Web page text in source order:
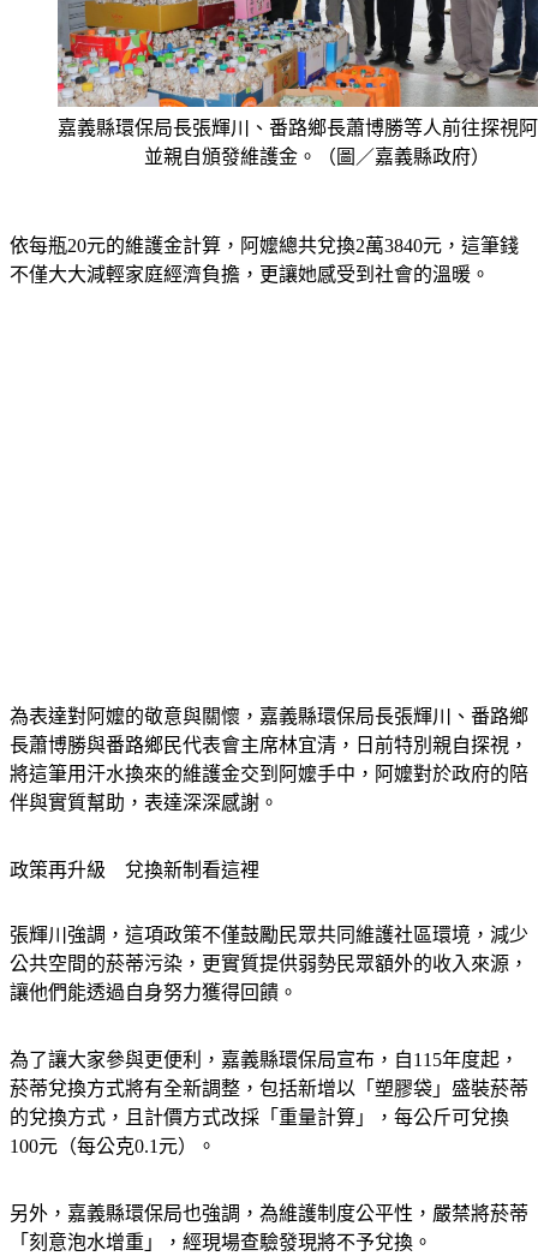
嘉義縣環保局長張輝川、番路鄉長蕭博勝等人前往探視
依每瓶20元的維護金計算，阿嬤總共兌換2萬3840元，這筆錢
為表達對阿嬤的敬意與關懷，嘉義縣環保局長張輝川、番路鄉
長蕭博勝與番路鄉民代表會主席林宜清，日前特別親自探視，
將這筆用汗水換來的維護金交到阿嬤手中，阿嬤對於政府的陪
張輝川強調，這項政策不僅鼓勵民眾共同維護社區環境，減少
公共空間的菸蒂污染，更實質提供弱勢民眾額外的收入來源，
為了讓大家參與更便利，嘉義縣環保局宣布，自115年度起，
菸蒂兌換方式將有全新調整，包括新增以「塑膠袋」盛裝菸蒂
的兌換方式，且計價方式改採「重量計算」，每公斤可兌換
另外，嘉義縣環保局也強調，為維護制度公平性，嚴禁將菸蒂